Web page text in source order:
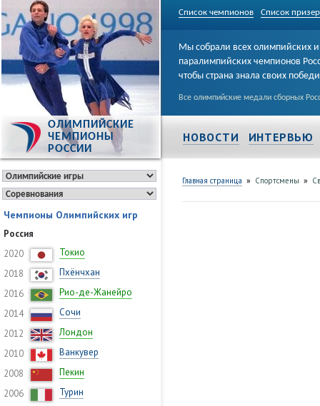
Список чемпионов Список
ОЛИМПИЙСКИЕ
ЧЕМПИОНЫ
РОССИИ
Мы собрали всех олимпийских и
паралимпийских чемпионов
чтобы страна знала своих
Все олимпийские медали сборных
НОВОСТИ ИНТЕРВЬЮ
Чемпионы Олимпийских игр
Россия
2020
Токио
2018
Пхёнчхан
2016
Рио-де-Жанейро
2014
Сочи
2012
Лондон
2010
Ванкувер
2008
Пекин
2006
Турин
Главная страница » Спортсмены »